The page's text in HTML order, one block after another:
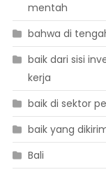
mentah
bahwa di
baik dari sisi
kerja
baik di sektor
baik yang
Bali